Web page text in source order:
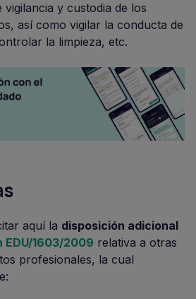
vigilancia y custodia de los
así como vigilar la conducta de
la limpieza, etc.
aquí la disposición adicional
EDU/1603/2009 relativa a otras
profesionales, la cual